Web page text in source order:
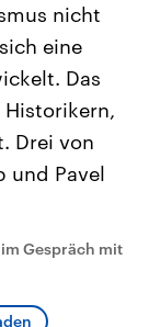
Beiträge,
und
die Vereinigten
Ländern
Einfluss auf
nicht
eine
Das
Drei von
und Pavel
Gespräch mit